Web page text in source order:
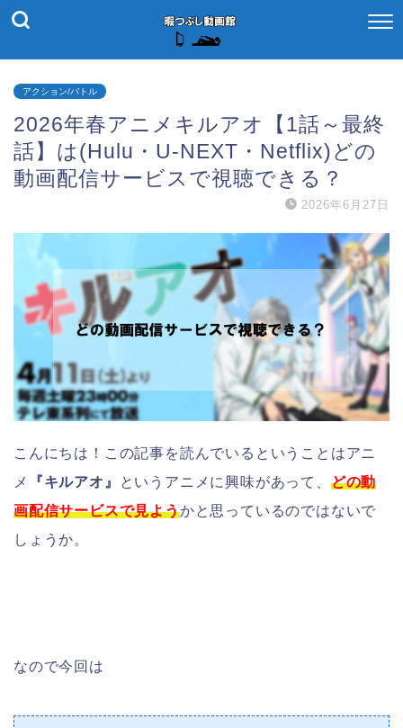
アクション/バトル
2026年春アニメキルアオ【1話～最終
話】は(Hulu・U-NEXT・Netflix)どの
動画配信サービスで視聴できる？
2026年6月27日
こんにちは！この記事を読んでいるということはアニ
メ
『キルアオ』 というアニメに興味があって、 どの動
画配信サービスで見ようかと思っているのではないで
しょうか。
なので今回は